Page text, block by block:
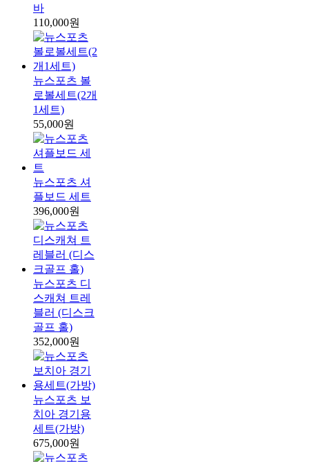
바
110,000원
뉴스포츠 볼
로볼세트(2개
1세트)
55,000원
뉴스포츠 셔
플보드 세트
396,000원
뉴스포츠 디
스캐쳐 트레
블러 (디스크
골프 홀)
352,000원
뉴스포츠 보
치아 경기용
세트(가방)
675,000원